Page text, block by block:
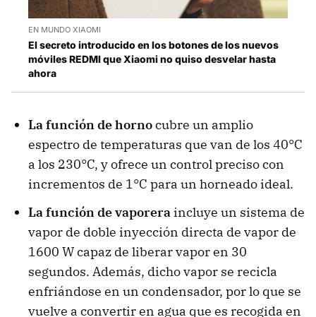
EN MUNDO XIAOMI
El secreto introducido en los botones de los nuevos
móviles REDMI que Xiaomi no quiso desvelar hasta
ahora
La función de hornocubre un amplio
espectro de temperaturas que van de los 40°C
a los 230°C, y ofrece un control preciso con
incrementos de 1°C para un horneado ideal.
La función de vaporera incluye un sistema de
vapor de doble inyección directa de vapor de
1600 W capaz de liberar vapor en 30
segundos. Además, dicho vapor se recicla
enfriándose en un condensador, por lo que se
vuelve a convertir en agua que es recogida en